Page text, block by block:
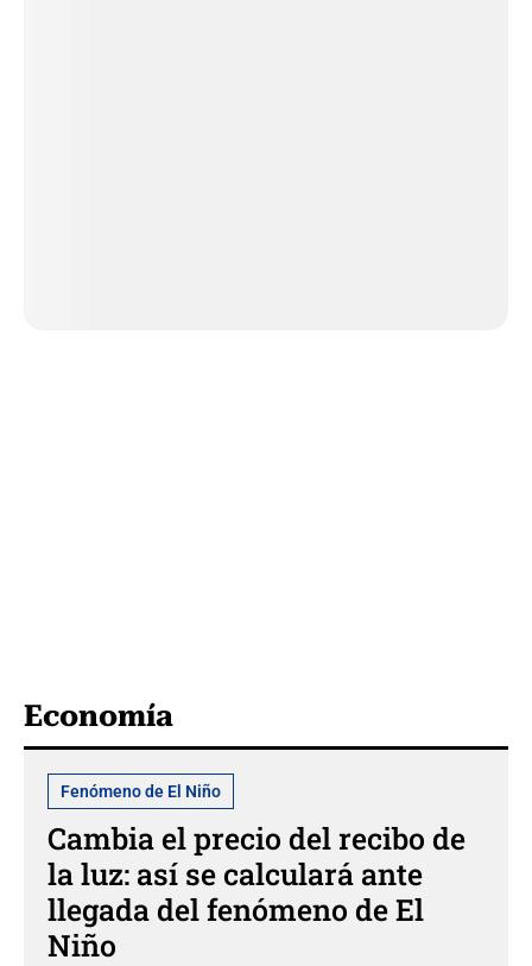
Economía
Fenómeno de El Niño
Cambia el precio del recibo de
la luz: así se calculará ante
llegada del fenómeno de El
Niño